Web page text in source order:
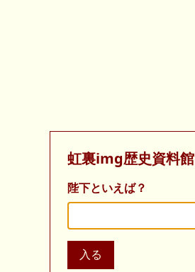
虹裏img歴史資料館
陛下といえば？
入る